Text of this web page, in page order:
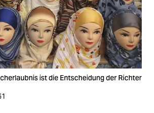
ist die Entscheidung der Richter